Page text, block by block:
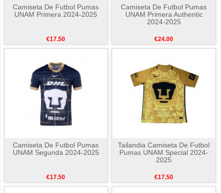
Camiseta De Futbol Pumas
UNAM Primera 2024-2025
€17.50
Camiseta De Futbol Pumas
UNAM Primera Authentic
2024-2025
€24.00
Camiseta De Futbol Pumas
UNAM Segunda 2024-2025
€17.50
Tailandia Camiseta De Futbol
Pumas UNAM Special 2024-
2025
€17.50